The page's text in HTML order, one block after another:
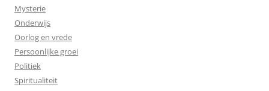
Mysterie
Onderwijs
Oorlog en vrede
Persoonlijke groei
Politiek
Spiritualiteit